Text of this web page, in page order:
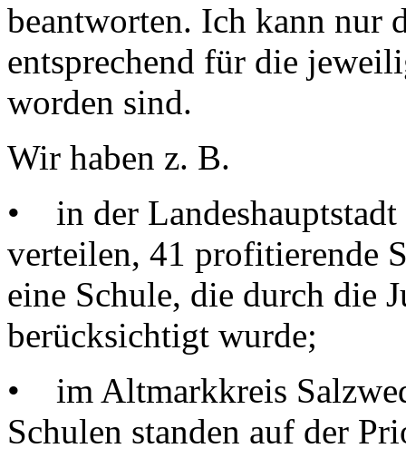
beantworten. Ich kann nur
entsprechend für die
worden sind.
Wir haben z. B.
• in der
verteilen, 41 profitierende
eine Schule, die durch die
berücksichtigt wurde;
• im Altmarkkreis
Schulen standen auf der